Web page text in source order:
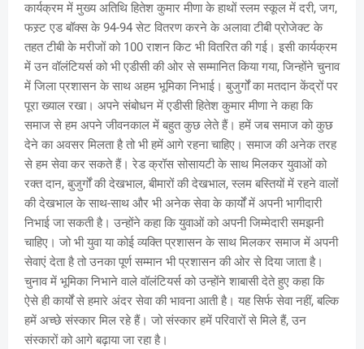
कार्यक्रम में मुख्य अतिथि हितेश कुमार मीणा के हाथों स्लम स्कूल में दरी, जग,
फस्र्ट एड बॉक्स के 94-94 सेट वितरण करने के अलावा टीबी प्रोजेक्ट के
तहत टीबी के मरीजों को 100 राशन किट भी वितरित की गई। इसी कार्यक्रम
में उन वॉलंटियर्स को भी एडीसी की ओर से सम्मानित किया गया, जिन्होंने चुनाव
में जिला प्रशासन के साथ अहम भूमिका निभाई। बुजुर्गों का मतदान केंद्रों पर
पूरा ख्याल रखा। अपने संबोधन में एडीसी हितेश कुमार मीणा ने कहा कि
समाज से हम अपने जीवनकाल में बहुत कुछ लेते हैं। हमें जब समाज को कुछ
देने का अवसर मिलता है तो भी हमें आगे रहना चाहिए। समाज की अनेक तरह
से हम सेवा कर सकते हैं। रेड क्रॉस सोसायटी के साथ मिलकर युवाओं को
रक्त दान, बुजुर्गों की देखभाल, बीमारों की देखभाल, स्लम बस्तियों में रहने वालों
की देखभाल के साथ-साथ और भी अनेक सेवा के कार्यों में अपनी भागीदारी
निभाई जा सकती है। उन्होंने कहा कि युवाओं को अपनी जिम्मेदारी समझनी
चाहिए। जो भी युवा या कोई व्यक्ति प्रशासन के साथ मिलकर समाज में अपनी
सेवाएं देता है तो उनका पूर्ण सम्मान भी प्रशासन की ओर से दिया जाता है।
चुनाव में भूमिका निभाने वाले वॉलंटियर्स को उन्होंने शाबासी देते हुए कहा कि
ऐसे ही कार्यों से हमारे अंदर सेवा की भावना आती है। यह सिर्फ सेवा नहीं, बल्कि
हमें अच्छे संस्कार मिल रहे हैं। जो संस्कार हमें परिवारों से मिले हैं, उन
संस्कारों को आगे बढ़ाया जा रहा है।